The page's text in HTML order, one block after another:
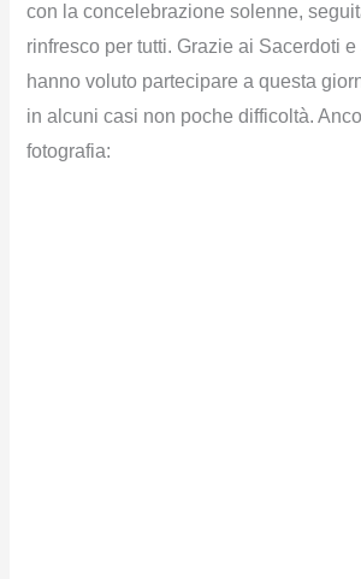
con la concelebrazione solenne,
rinfresco per tutti. Grazie ai Sacerdoti
hanno voluto partecipare a questa
in alcuni casi non poche difficoltà.
fotografia: